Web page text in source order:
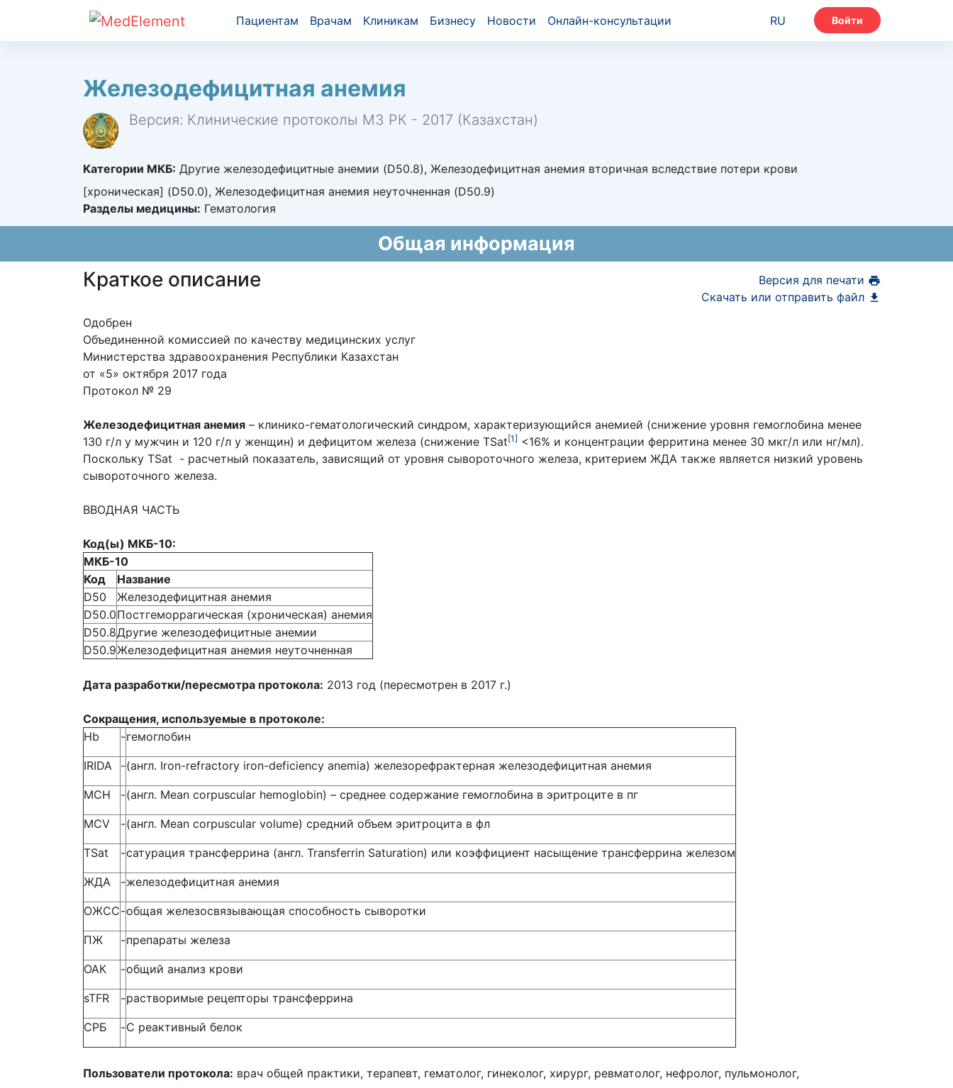
Пациентам Врачам Клиникам Бизнесу Новости Онлайн-консультации RU Войти
Железодефицитная анемия
Версия: Клинические протоколы МЗ РК - 2017 (Казахстан)
Категории МКБ: Другие железодефицитные анемии (D50.8), Железодефицитная анемия вторичная вследствие потери крови
[хроническая] (D50.0), Железодефицитная анемия неуточненная (D50.9)
Разделы медицины: Гематология
Общая информация
Версия для печати
Скачать или отправить файл
Краткое описание
Одобрен
Объединенной комиссией по качеству медицинских услуг
Министерства здравоохранения Республики Казахстан
от «5» октября 2017 года
Протокол № 29
Железодефицитная анемия – клинико-гематологический синдром, характеризующийся анемией (снижение уровня гемоглобина менее
130 г/л у мужчин и 120 г/л у женщин) и дефицитом железа (снижение TSat[1] <16% и концентрации ферритина менее 30 мкг/л или нг/мл).
Поскольку TSat - расчетный показатель, зависящий от уровня сывороточного железа, критерием ЖДА также является низкий уровень
сывороточного железа.
ВВОДНАЯ ЧАСТЬ
Код(ы) МКБ-10:
МКБ-10
Код
Название
D50
Железодефицитная анемия
D50.0Постгеморрагическая (хроническая) анемия
D50.8Другие железодефицитные анемии
D50.9Железодефицитная анемия неуточненная
Дата разработки/пересмотра протокола: 2013 год (пересмотрен в 2017 г.)
Сокращения, используемые в протоколе:
Hb
-гемоглобин
IRIDA -(англ. Iron-refractory iron-deficiency anemia) железорефрактерная железодефицитная анемия
MCH -(англ. Mean corpuscular hemoglobin) – среднее содержание гемоглобина в эритроците в пг
MCV -(англ. Mean corpuscular volume) средний объем эритроцита в фл
TSat -сатурация трансферрина (англ. Transferrin Saturation) или коэффициент насыщение трансферрина железом
ЖДА -железодефицитная анемия
ОЖСС-общая железосвязывающая способность сыворотки
ПЖ -препараты железа
ОАК -общий анализ крови
sTFR -растворимые рецепторы трансферрина
СРБ -С реактивный белок
Пользователи протокола: врач общей практики, терапевт, гематолог, гинеколог, хирург, ревматолог, нефролог, пульмонолог,